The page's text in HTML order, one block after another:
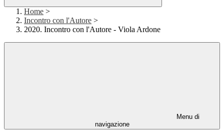
Home >
Incontro con l'Autore >
2020. Incontro con l'Autore - Viola Ardone
Menu di
navigazione